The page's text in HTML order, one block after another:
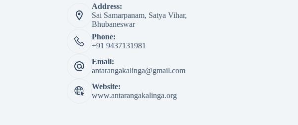
Address:
Sai Samarpanam, Satya Vihar,
Bhubaneswar
Phone:
+91 9437131981
Email:
antarangakalinga@gmail.com
Website:
www.antarangakalinga.org